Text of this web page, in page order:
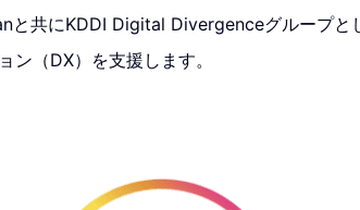
と共にKDDI Digital Divergenceグループと
ン（DX）を支援します。